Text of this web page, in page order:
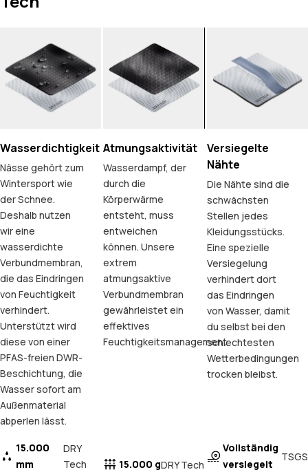
Wasserdichtigkeit
Nässe gehört zum
Wintersport wie
der Schnee.
Deshalb nutzen
wir eine
wasserdichte
Verbundmembran,
die das Eindringen
von Feuchtigkeit
verhindert.
Unterstützt wird
diese von einer
PFAS-freien DWR-
Beschichtung, die
Wasser sofort am
Außenmaterial
abperlen lässt.
15.000
mm
DRY
Tech
Atmungsaktivität
Wasserdampf, der
durch die
Körperwärme
entsteht, muss
entweichen
können. Unsere
extrem
atmungsaktive
Verbundmembran
gewährleistet ein
effektives
Feuchtigkeitsmanagement.
15.000 gDRY Tech
Versiegelte
Nähte
Die Nähte sind die
schwächsten
Stellen jedes
Kleidungsstücks.
Eine spezielle
Versiegelung
verhindert dort
das Eindringen
von Wasser, damit
du selbst bei den
schlechtesten
Wetterbedingungen
trocken bleibst.
Vollständig
versiegelt
TSGS